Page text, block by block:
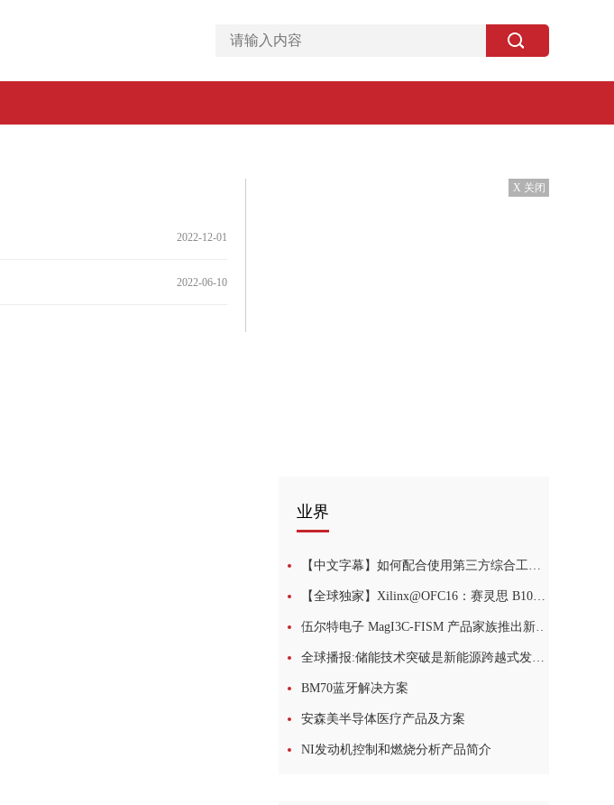
2022-12-01
2022-06-10
X 关闭
业界
【中文字幕】如何配合使用第三方综合工具和 Vivado IP
【全球独家】Xilinx@OFC16：赛灵思 B100G 解决方案演示
伍尔特电子 MagI3C-FISM 产品家族推出新品：新一代隔离电源模块
全球播报:储能技术突破是新能源跨越式发展的助推器
BM70蓝牙解决方案
安森美半导体医疗产品及方案
NI发动机控制和燃烧分析产品简介